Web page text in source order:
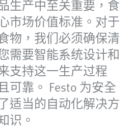
生产中至关重要，食
市场价值标准。对于
物，我们必须确保清
需要智能系统设计和
支持这一生产过程
靠。 Festo 为安全
适当的自动化解决方
识。